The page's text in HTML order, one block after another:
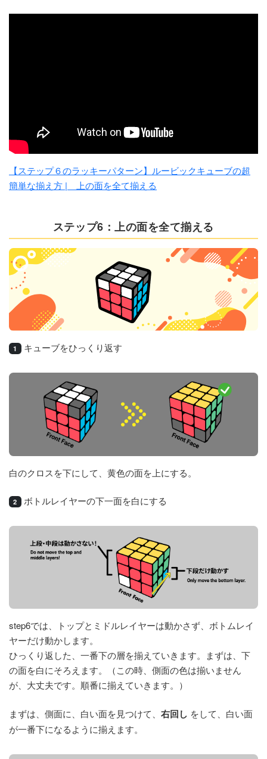
【ステップ６のラッキーパターン】ルービックキューブの超
簡単な揃え方 | 上の面を全て揃える
ステップ6：上の面を全て揃える
1 キューブをひっくり返す
白のクロスを下にして、黄色の面を上にする。
2 ボトルレイヤーの下一面を白にする
step6では、トップとミドルレイヤーは動かさず、ボトムレイ
ヤーだけ動かします。
ひっくり返した、一番下の層を揃えていきます。まずは、下
の面を白にそろえます。（この時、側面の色は揃いません
が、大丈夫です。順番に揃えていきます。）
まずは、側面に、白い面を見つけて、 右回し をして、白い面
が一番下になるように揃えます。